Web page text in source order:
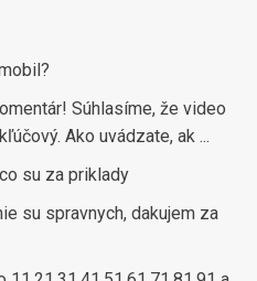
Súhlasíme, že video
Ako uvádzate, ak ...
su za priklady
su spravnych, dakujem za